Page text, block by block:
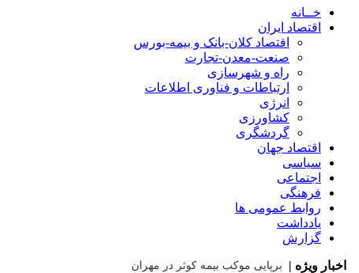
خــانه
اقتصاد ایران
اقتصاد کلان-بانک و بیمه-بورس
صنعت-معدن-تجارت
راه و شهرسازی
ارتباطات و فناوری اطلاعات
انرژی
کشاورزی
گردشگری
اقتصاد جهان
سیاسی
اجتماعی
فرهنگی
روابط عمومی ها
یادداشت
گزارش
اخبار ویژه | برپا |